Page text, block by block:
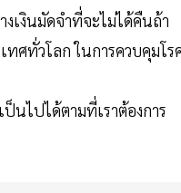
เงินมัดจำที่จะไม่ได้คืนถ้า
ศทั่วโลก ในการควบคุมโร
นไปได้ตามที่เราต้องการ